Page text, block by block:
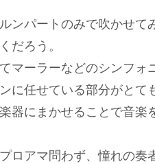
ンパートのみで吹かせて
だろう。
マーラーなどのシンフォ
に任せている部分がとて
器にまかせることで音楽
アマ問わず、憧れの奏